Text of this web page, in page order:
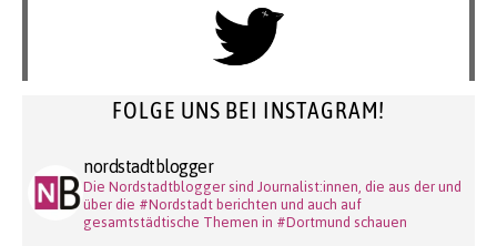
FOLGE UNS BEI INSTAGRAM!
nordstadtblogger
Die Nordstadtblogger sind Journalist:innen, die aus der und
über die #Nordstadt berichten und auch auf
gesamtstädtische Themen in #Dortmund schauen